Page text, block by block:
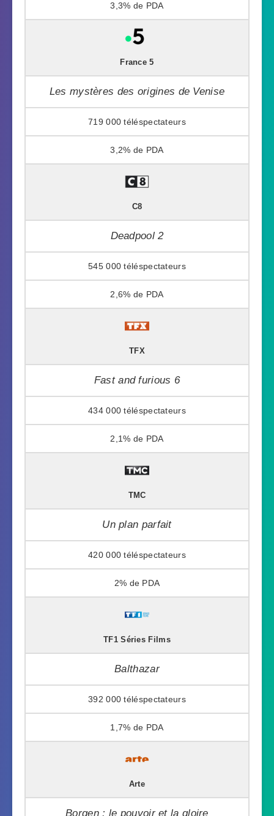
3,3%
France 5
Les mystères des origines de Venise
719 000
3,2%
C8
Deadpool 2
545 000
2,6%
TFX
Fast and furious 6
434 000
2,1%
TMC
Un plan parfait
420 000
2%
TF1 Séries Films
Balthazar
392 000
1,7%
Arte
Borgen : le pouvoir et la gloire